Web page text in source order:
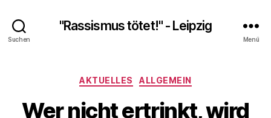
Suchen
"Rassismus tötet!" - Leipzig
Menü
Kategorien
AKTUELLES ALLGEMEIN
Wer nicht ertrinkt, wird